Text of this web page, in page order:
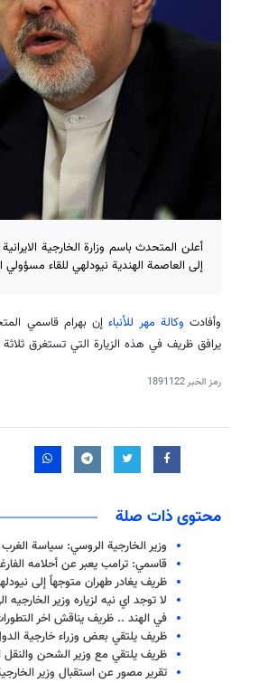
أعلن المتحدث باسم وزارة الخارجية
إلى العاصمة الهندية نيودلهي للقاء مسؤولي
وأفادت وكالة مهر للأنباءإن بهرام قاسمي
يرافق ظريف في هذه الزيارة التي تستغرق ثلاثة
رمز الخبر1891122
محتوى ذات صلة
وزير الخارجية الروسي: سياسة
قاسمي: ترامب يعبر عن أحلامه
ظريف يغادر طهران متوجهاً إلى
لا توجد اي نيه لزياره وزير الخارجيه
في الهند .. ظريف يناقش اخر
ظريف يلتقي بعض وزراء خارجية
ظريف يلتقي مع وزير الشحن والنقل
تقرير مصور عن استقبال وزير